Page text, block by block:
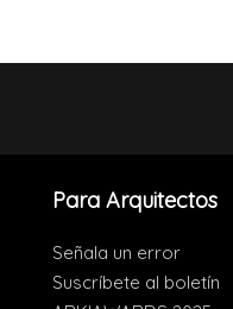
Para Arquitectos
Señala un error
Suscríbete al boletín